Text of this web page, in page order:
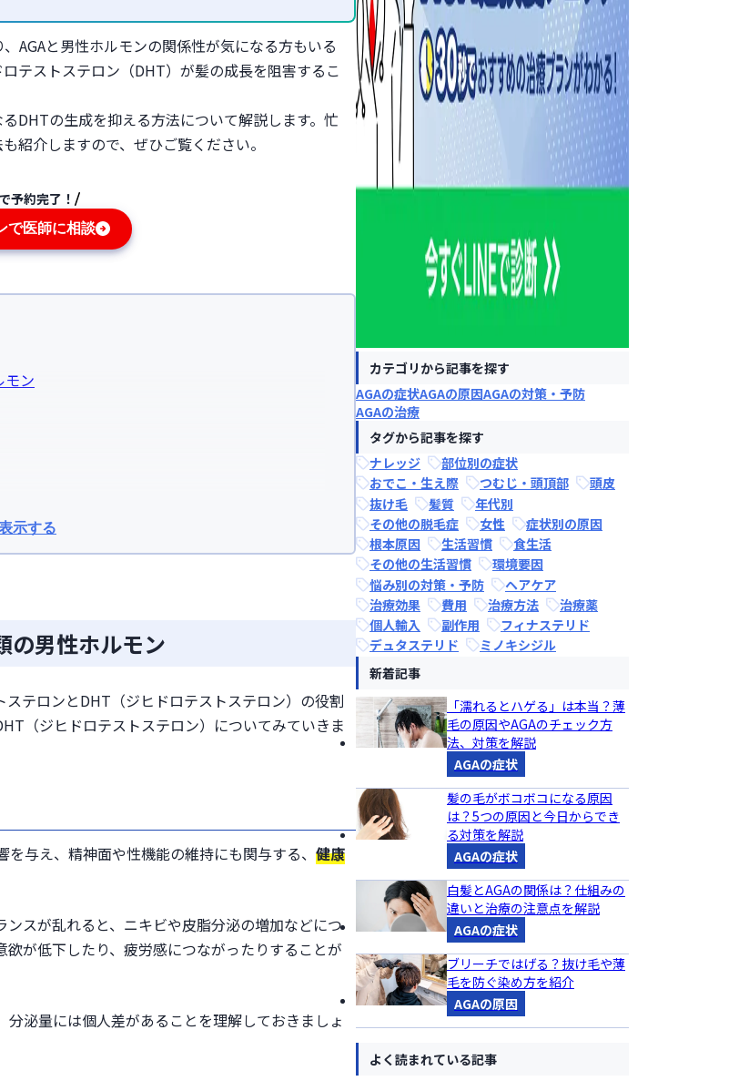
AGAと男性ホルモンの関係性が気になる方もいる
テストステロン（DHT）が髪の成長を阻害するこ
DHTの生成を抑える方法について解説します。忙
紹介しますので、ぜひご覧ください。
予約完了！
で医師に相談
示する
モン
を抑える方法
の男性ホルモン
テロンとDHT（ジヒドロテストステロン）の役割
（ジヒドロテストステロン）についてみていきま
与え、精神面や性機能の維持にも関与する、 健康
スが乱れると、ニキビや皮脂分泌の増加などにつ
が低下したり、疲労感につながったりすることが
泌量には個人差があることを理解しておきましょ
カテゴリから記事を探す
AGAの症状AGAの原因AGAの対策・予防
AGAの治療
タグから記事を探す
ナレッジ
部位別の症状
おでこ・生え際
つむじ・頭頂部
頭皮
抜け毛
髪質
年代別
その他の脱毛症
女性
症状別の原因
根本原因
生活習慣
食生活
その他の生活習慣
環境要因
悩み別の対策・予防
ヘアケア
治療効果
費用 治療方法
治療薬
個人輸入
副作用
フィナステリド
デュタステリド
ミノキシジル
新着記事
「濡れるとハゲる」は本当？薄
毛の原因やAGAのチェック方
法、対策を解説
AGAの症状
髪の毛がボコボコになる原因
は？5つの原因と今日からでき
る対策を解説
AGAの症状
白髪とAGAの関係は？仕組みの
違いと治療の注意点を解説
AGAの症状
ブリーチではげる？抜け毛や薄
毛を防ぐ染め方を紹介
AGAの原因
よく読まれている記事